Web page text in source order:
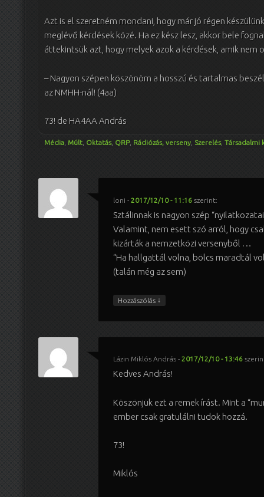
Azt is el szeretném mondani, hogy már jó régen
meglévő kérdések közé. Ha ez kész lesz, akkor bele
áttekintsük azt, hogy melyek azok a kérdések, amik nem
– Nagyon szépen köszönöm a hosszú és tartalmas
az NMHH-nál! (4aa)
73! de HA4AA András
Média Múlt Oktatás, QRP, Rádiózás, verseny Szerelés, Társadalmi
loni - 2017/12/10 - 11:16 szerint:
Sztálinnak is nagyon szép
Valamint, nem esett szó arról, hogy
kizárták a nemzetközi versenyből …
“Ha hallgattál volna, bölcs maradtál
(talán még az sem)
Hozzászólás ↓
Lázin Miklós András- 2017/12/10 - 13:46
Kedves András!
Köszönjük ezt a remek írást. Mint a
ember csak gratulálni tudok hozzá.
73!
Miklós